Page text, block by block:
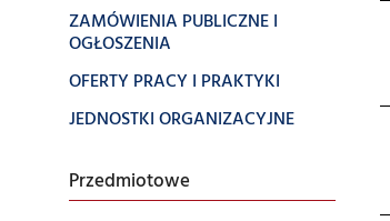
ZAMÓWIENIA PUBLICZNE I
OGŁOSZENIA
OFERTY PRACY I PRAKTYKI
JEDNOSTKI ORGANIZACYJNE
Przedmiotowe